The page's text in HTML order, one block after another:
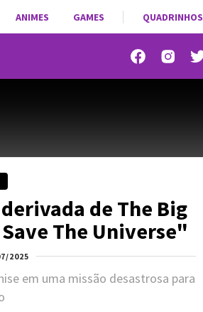
ANIMES GAMES QUADRINHOS
de The Big
The Universe"
2025
em uma missão desastrosa para